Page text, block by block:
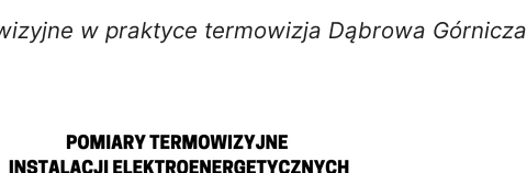
w praktyce termowizja Dąbrowa Górnicza